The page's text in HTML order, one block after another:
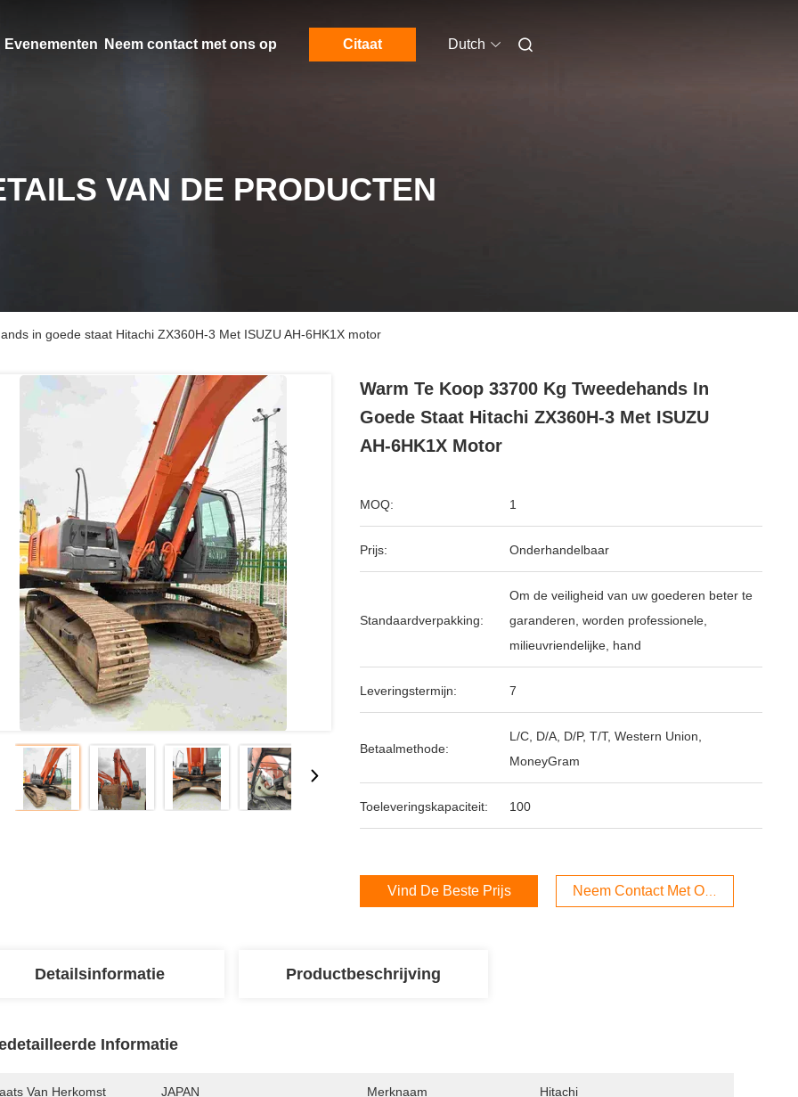
Evenementen Neem contact met ons op Citaat Dutch
VAN DE PRODUCTEN
in goede staat Hitachi ZX360H-3 Met ISUZU AH-6HK1X motor
Warm Te Koop 33700 Kg Tweedehands In
Goede Staat Hitachi ZX360H-3 Met ISUZU
AH-6HK1X Motor
MOQ: 1
Prijs: Onderhandelbaar
Standaardverpakking:
Om de veiligheid van uw goederen beter te
garanderen, worden professionele,
milieuvriendelijke, hand
Leveringstermijn: 7
Betaalmethode:
L/C, D/A, D/P, T/T, Western Union,
MoneyGram
Toeleveringskapaciteit: 100
Vind De Beste Prijs Neem Contact Met Ons Op
Detailsinformatie Productbeschrijving
Informatie
Van Herkomst JAPAN Merknaam Hitachi